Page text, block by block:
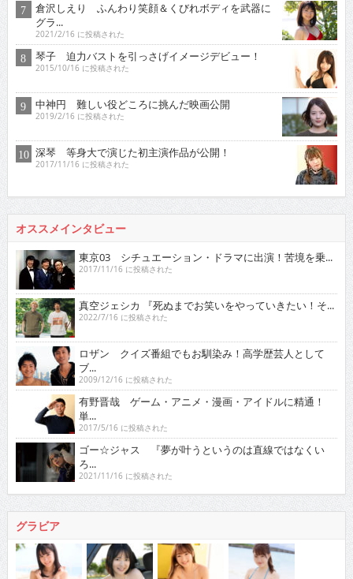
倉沢しえり ふんわり笑顔＆くびれボディを武器に
グラ...
2021/2/16 に投稿された
琴子 迫力バストを引っさげイメージデビュー！
2015/10/16 に投稿された
中神円 難しい役どころに挑んだ映画公開
2019/2/16 に投稿された
深琴 等身大で演じた初主演作品が公開！
2017/11/16 に投稿された
オススメインタビュー
東京03 シチュエーション・ドラマに出演！苦境を乗...
2017/11/16 に投稿された
真空ジェシカ 『死ぬまでお笑いをやっていきたい！そ...
2022/7/16 に投稿された
ロザン クイズ番組でもお馴染み！高学歴芸人として
ブ...
2009/12/16 に投稿された
有野晋哉 ゲーム・アニメ・漫画・アイドルに精通！
単...
2017/5/16 に投稿された
ゴー☆ジャス 『夢が叶うというのは直線ではなくい
ろ...
2021/11/16 に投稿された
グラビア